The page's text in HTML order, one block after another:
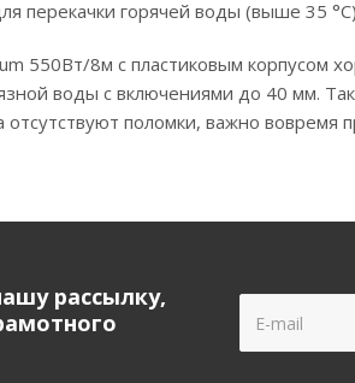
перекачки горячей воды (выше 35
550Вт/8м с пластиковым корпусом
воды с включениями до 40 мм.
поломки, важно вовремя
рассылку,